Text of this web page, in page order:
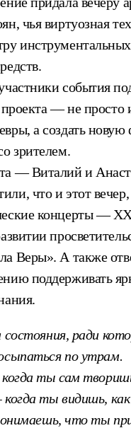
чья виртуозная
инструментальных
события
проекта — не просто
а создать
зрителем.
— Виталий и
что и этот
концерты —
Веры». А также
поддерживать
состояния, ради
по утрам.
ты сам
ты видишь,
что ты